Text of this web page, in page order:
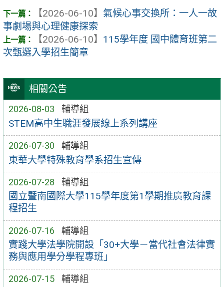
相關公告
2026-08-03 輔導組
STEM高中生職涯發展線上系列講座
2026-07-30 輔導組
東華大學特殊教育學系招生宣傳
2026-07-28 輔導組
國立暨南國際大學115學年度第1學期推廣教育課
程招生
2026-07-16 輔導組
實踐大學法學院開設「30+大學－當代社會法律實
務與應用學分學程專班」
2026-07-15 輔導組
【2026-06-10】 氣候心事交換所：一人一故
事劇場與心理健康探索
【2026-06-10】 115學年度 國中體育班第二
次甄選入學招生簡章